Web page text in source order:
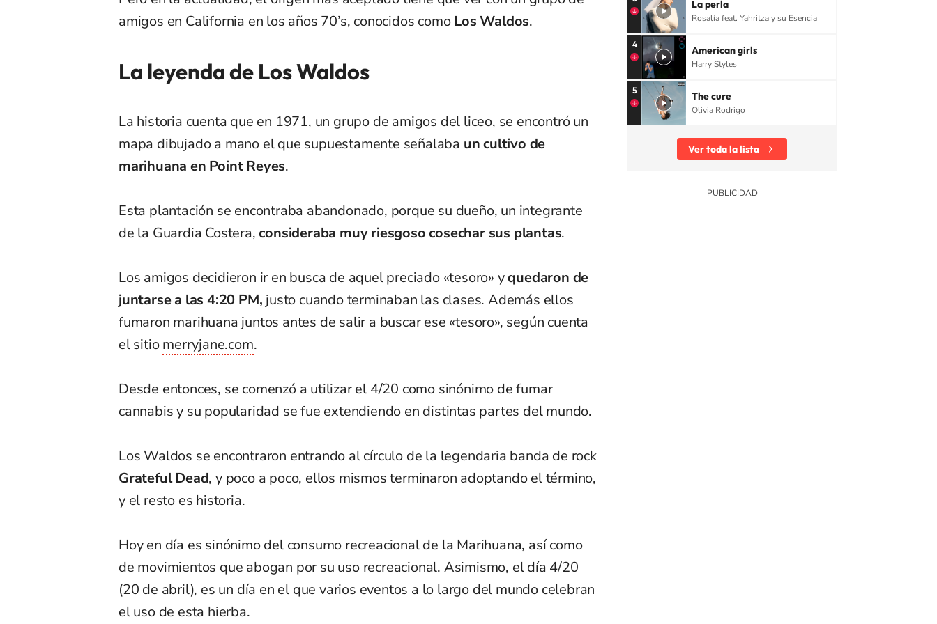
amigos en California en los años 70’s, conocidos comoLos Waldos.
La leyenda de Los Waldos
La historia cuenta que en 1971, un grupo de amigos del liceo, se encontró un
mapa dibujado a mano el que supuestamente señalaba un cultivo de
marihuana en Point Reyes.
Esta plantación se encontraba abandonado, porque su dueño, un integrante
de la Guardia Costera,consideraba muy riesgoso cosechar sus plantas.
Los amigos decidieron ir en busca de aquel preciado «tesoro» yquedaron de
juntarse a las 4:20 PM, justo cuando terminaban las clases. Además ellos
fumaron marihuana juntos antes de salir a buscar ese «tesoro», según cuenta
el sitiomerryjane.com.
Desde entonces, se comenzó a utilizar el 4/20 como sinónimo de fumar
cannabis y su popularidad se fue extendiendo en distintas partes del mundo.
Los Waldos se encontraron entrando al círculo de la legendaria banda de rock
Grateful Dead, y poco a poco, ellos mismos terminaron adoptando el término,
y el resto es historia.
Hoy en día es sinónimo del consumo recreacional de la Marihuana, así como
de movimientos que abogan por su uso recreacional. Asimismo, el día 4/20
(20 de abril), es un día en el que varios eventos a lo largo del mundo celebran
el uso de esta hierba.
La perla
Rosalía feat. Yahritza y su Esencia
4 American girls
Harry Styles
5 The cure
Olivia Rodrigo
Ver toda la lista